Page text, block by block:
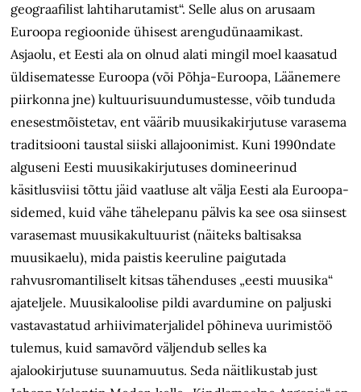
geograafilist lahtiharutamist“. Selle alus on arusaam
Euroopa regioonide ühisest arengudünaamikast.
Asjaolu, et Eesti ala on olnud alati mingil moel kaasatud
üldisematesse Euroopa (või Põhja-Euroopa, Läänemere
piirkonna jne) kultuurisuundumustesse, võib tunduda
enesestmõistetav, ent väärib muusikakirjutuse varasema
traditsiooni taustal siiski allajoonimist. Kuni 1990ndate
alguseni Eesti muusikakirjutuses domineerinud
käsitlusviisi tõttu jäid vaatluse alt välja Eesti ala Euroopa-
sidemed, kuid vähe tähelepanu pälvis ka see osa siinsest
varasemast muusikakultuurist (näiteks baltisaksa
muusikaelu), mida paistis keeruline paigutada
rahvusromantiliselt kitsas tähenduses „eesti muusika“
ajateljele. Muusikaloolise pildi avardumine on paljuski
vastavastatud arhiivimaterjalidel põhineva uurimistöö
tulemus, kuid samavõrd väljendub selles ka
ajalookirjutuse suunamuutus. Seda näitlikustab just